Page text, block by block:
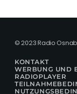
© 2023 Radio
KONTAKT
WERBUNG UND
RADIOPLAYER